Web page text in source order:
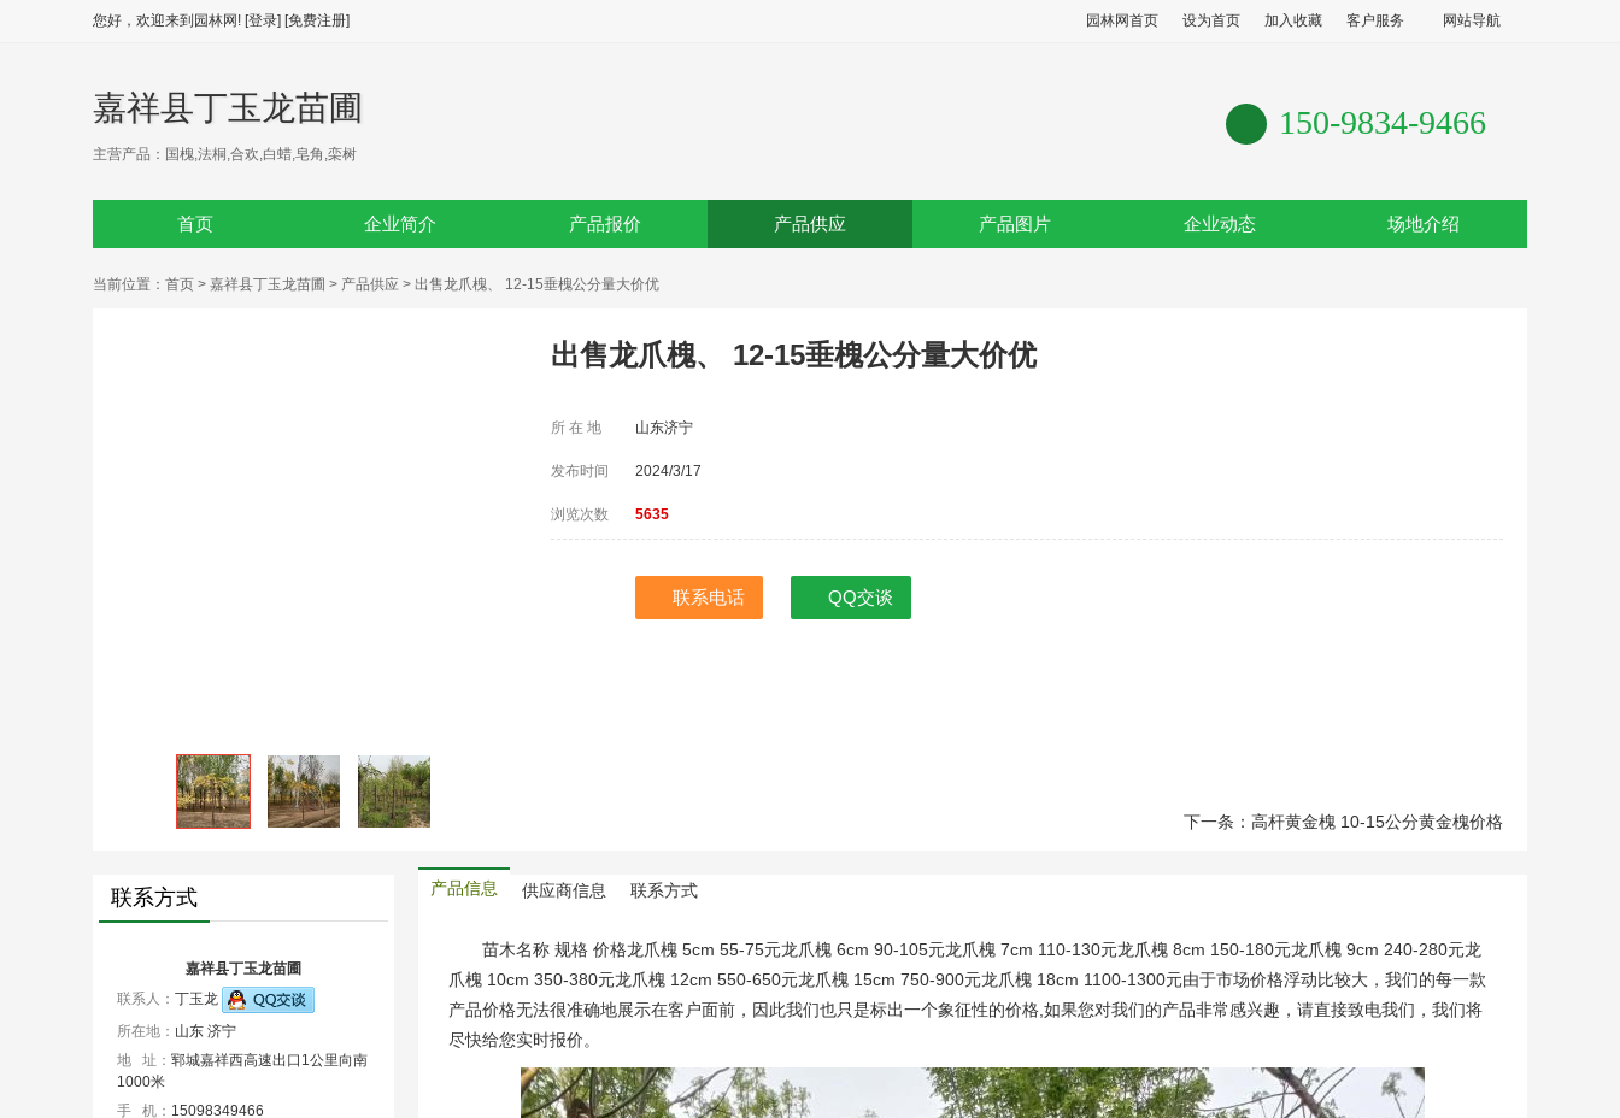
您好，欢迎来到园林网! [登录] [免费注册] 园林网首页 设为首页 加入收藏 客户服务 网站导航
嘉祥县丁玉龙苗圃
主营产品：国槐,法桐,合欢,白蜡,皂角,栾树
150-9834-9466
首页 企业简介 产品报价 产品供应 产品图片 企业动态 场地介绍
当前位置： 首页 > 嘉祥县丁玉龙苗圃 > 产品供应 > 出售龙爪槐、 12-15垂槐公分量大价优
出售龙爪槐、 12-15垂槐公分量大价优
所 在 地 山东济宁
发布时间 2024/3/17
浏览次数 5635
联系电话 QQ交谈
下一条：高杆黄金槐 10-15公分黄金槐价格
联系方式
嘉祥县丁玉龙苗圃
联系人： 丁玉龙
所在地： 山东 济宁
地 址： 郓城嘉祥西高速出口1公里向南
1000米
手 机： 15098349466
产品信息 供应商信息 联系方式
苗木名称 规格 价格龙爪槐 5cm 55-75元龙爪槐 6cm 90-105元龙爪槐 7cm 110-130元龙爪槐 8cm 150-180元龙爪槐 9cm 240-280元龙
爪槐 10cm 350-380元龙爪槐 12cm 550-650元龙爪槐 15cm 750-900元龙爪槐 18cm 1100-1300元由于市场价格浮动比较大，我们的每一款
产品价格无法很准确地展示在客户面前，因此我们也只是标出一个象征性的价格,如果您对我们的产品非常感兴趣，请直接致电我们，我们将
尽快给您实时报价。